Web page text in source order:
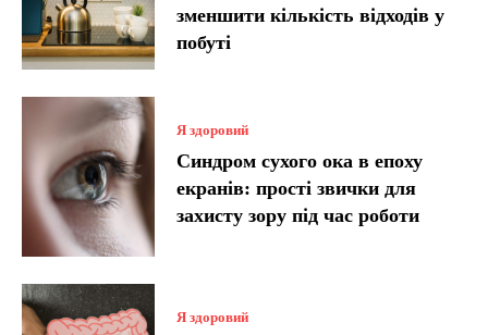
зменшити кількість відходів у
побуті
Я здоровий
Синдром сухого ока в епоху
екранів: прості звички для
захисту зору під час роботи
Я здоровий